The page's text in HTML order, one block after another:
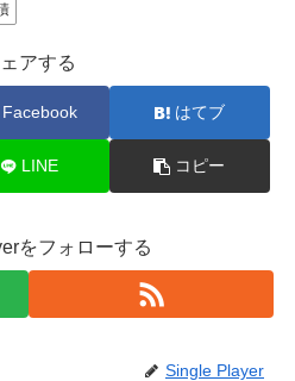
アする
Facebook はてブ
LINE コピー
をフォローする
Single Player